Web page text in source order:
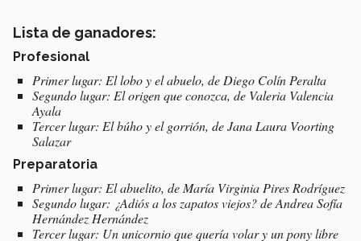
Lista de ganadores:
Profesional
Primer lugar: El lobo y el abuelo, de Diego Colín Peralta
Segundo lugar: El origen que conozca, de Valeria Valencia
Ayala
Tercer lugar: El búho y el gorrión, de Jana Laura Voorting
Salazar
Preparatoria
Primer lugar: El abuelito, de María Virginia Pires Rodríguez
Segundo lugar: ¿Adiós a los zapatos viejos? de Andrea Sofía
Hernández Hernández
Tercer lugar: Un unicornio que quería volar y un pony libre